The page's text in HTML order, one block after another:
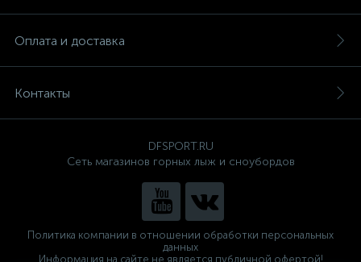
Оплата и доставка
Контакты
DFSPORT.RU
Сеть магазинов горных лыж и сноубордов
Политика компании в отношении обработки персональных
данных
Информация на сайте не является публичной офертой!